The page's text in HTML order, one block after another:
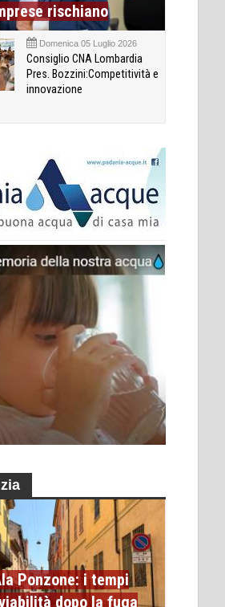
rischiano
Domenica 05 Luglio 2026
Consiglio CNA Lombardia
Pres. Bozzini:Competitività e
innovazione
Ponzone: i tempi
dopo la fuga